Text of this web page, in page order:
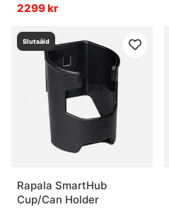
2299 kr
Slutsåld
Rapala SmartHub
Cup/Can Holder